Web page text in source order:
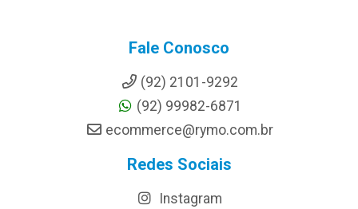
Fale Conosco
(92) 2101-9292
(92) 99982-6871
ecommerce@rymo.com.br
Redes Sociais
Instagram